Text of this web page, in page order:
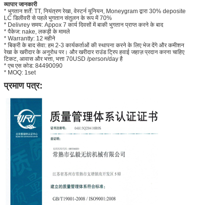
व्यापार जानकारी
* भुगतान शर्तें: TT, नियंत्रण रेखा, वेस्टर्न यूनियन, Moneygram द्वारा 30% deposite
LC डिलीवरी से पहले भुगतान संतुलन के रूप में 70%
* Delivrey समय: Appox 7 कार्य दिवसों में बाकी भुगतान प्राप्त करने के बाद
* पैकेज: nake, लकड़ी के मामले
* Warrantty: 12 महीने
* बिक्री के बाद सेवा: हम 2-3 कार्यकर्ताओं की स्थापना करने के लिए भेज देंगे और कमीशन
रेखा के खरीदार के अनुरोध पर। और खरीदार राउंड ट्रिप हवाई जहाज़ प्रदान करना चाहिए
टिकट, आवास और भत्ता, भत्ता 70USD /person/day है
* एच एस कोड: 84490090
* MOQ: 1set
प्रमाण पत्र: